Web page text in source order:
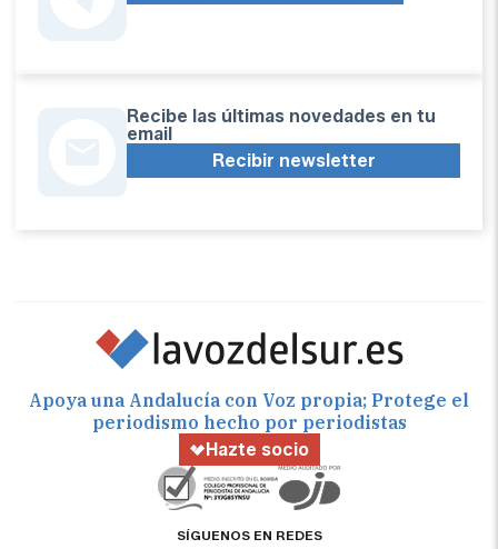
Recibe las últimas novedades en tu
email
Recibir newsletter
Apoya una Andalucía con Voz propia; Protege el
periodismo hecho por periodistas
Hazte socio
SÍGUENOS EN REDES